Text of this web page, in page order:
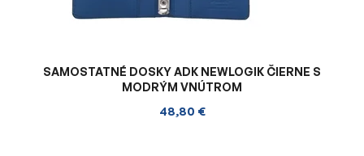
SAMOSTATNÉ DOSKY ADK NEWLOGIK ČIERNE S
MODRÝM VNÚTROM
48,80 €